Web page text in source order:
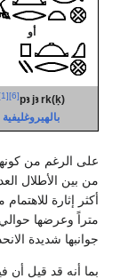
أو
pꜣ jꜣ rk(ḳ)
[6]
[1]
بالهيروغليفية
على الرغم من
من بين الأطلال
متراً وعرضها حوالي 120 متر. كانت فيلة تتكون من حجر
جوانبها شديدة
بما أنه قد قيل أن